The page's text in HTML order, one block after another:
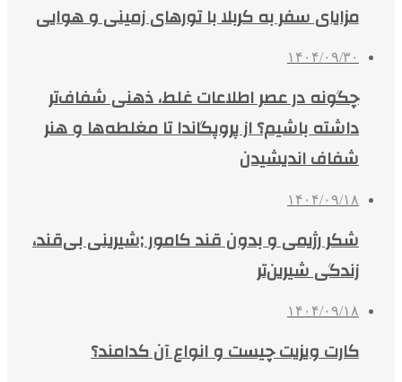
مزایای سفر به کربلا با تورهای زمینی و هوایی
۱۴۰۴/۰۹/۳۰
چگونه در عصر اطلاعات غلط، ذهنی شفاف‌تر
داشته باشیم؟ از پروپگاندا تا مغلطه‌ها و هنر
شفاف اندیشیدن
۱۴۰۴/۰۹/۱۸
شکر رژیمی و بدون قند کامور ;شیرینی بی‌قند،
زندگی شیرین‌تر
۱۴۰۴/۰۹/۱۸
کارت ویزیت چیست و انواع آن کدامند؟